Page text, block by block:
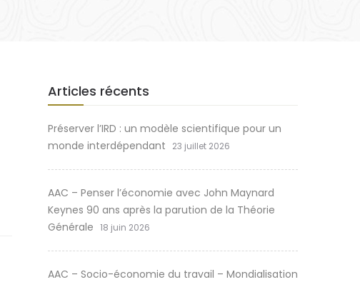
Articles récents
Préserver l’IRD : un modèle scientifique pour un
monde interdépendant
23 juillet 2026
AAC – Penser l’économie avec John Maynard
Keynes 90 ans après la parution de la Théorie
Générale 18 juin 2026
AAC – Socio-économie du travail – Mondialisation